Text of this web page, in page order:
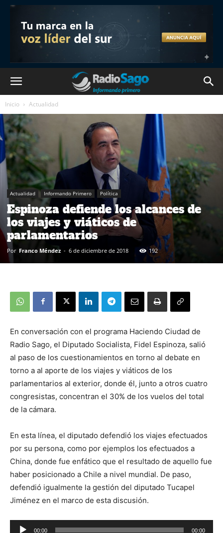
Inicio Actualidad
Actualidad Informando Primero Política
Espinoza defiende los alcances de
los viajes y viáticos de
parlamentarios
Por Franco Méndez - 6 de diciembre de 2018 192
En conversación con el programa Haciendo Ciudad de
Radio Sago, el Diputado Socialista, Fidel Espinoza, salió
al paso de los cuestionamientos en torno al debate en
torno a al aporte de los viajes y viáticos de los
parlamentarios al exterior, donde él, junto a otros cuatro
congresistas, concentran el 30% de los vuelos del total
de la cámara.
En esta línea, el diputado defendió los viajes efectuados
por su persona, como por ejemplos los efectuados a
China, donde fue enfático que el resultado de aquello fue
haber posicionado a Chile a nivel mundial. De paso,
defendió igualmente la gestión del diputado Tucapel
Jiménez en el marco de esta discusión.
Reproductor
00:00 00:00